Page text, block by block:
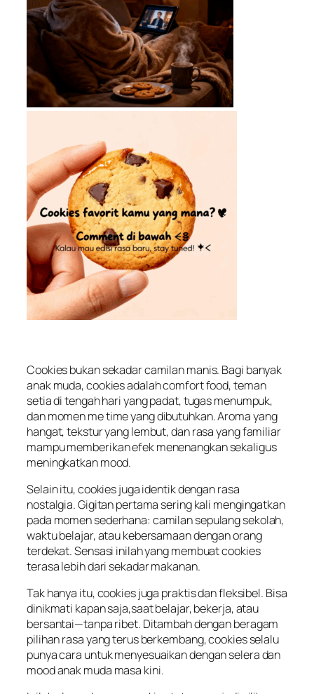
Cookies bukan sekadar camilan manis. Bagi banyak
anak muda, cookies adalah comfort food, teman
setia di tengah hari yang padat, tugas menumpuk,
dan momen me time yang dibutuhkan. Aroma yang
hangat, tekstur yang lembut, dan rasa yang familiar
mampu memberikan efek menenangkan sekaligus
meningkatkan mood.
Selain itu, cookies juga identik dengan rasa
nostalgia. Gigitan pertama sering kali mengingatkan
pada momen sederhana: camilan sepulang sekolah,
waktu belajar, atau kebersamaan dengan orang
terdekat. Sensasi inilah yang membuat cookies
terasa lebih dari sekadar makanan.
Tak hanya itu, cookies juga praktis dan fleksibel. Bisa
dinikmati kapan saja,saat belajar, bekerja, atau
bersantai—tanpa ribet. Ditambah dengan beragam
pilihan rasa yang terus berkembang, cookies selalu
punya cara untuk menyesuaikan dengan selera dan
mood anak muda masa kini.